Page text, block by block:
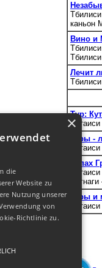
каньон
Вино и
Тбилиси
Лечит
Тур:
Горы -
Запах
Горы и
×
die
Website zu
Nutzung unserer
von
Richtlinie zu.